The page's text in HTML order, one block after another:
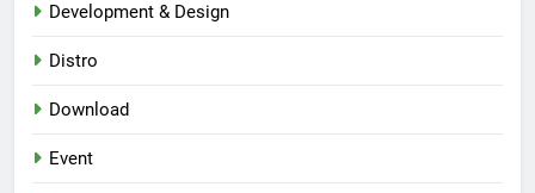
Development & Design
Distro
Download
Event